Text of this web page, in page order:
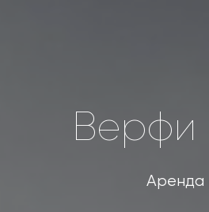
Верфи
Аренда